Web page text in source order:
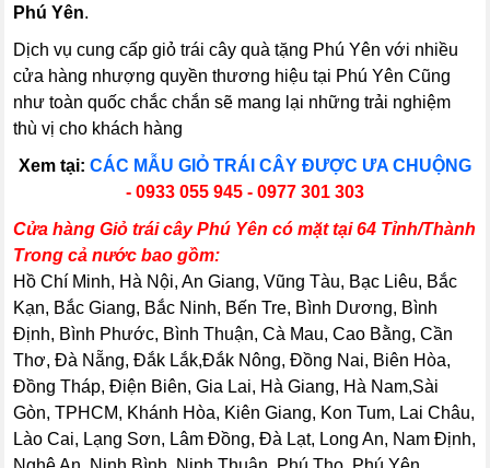
Phú Yên.
Dịch vụ cung cấp giỏ trái cây quà tặng Phú Yên với nhiều
cửa hàng nhượng quyền thương hiệu tại Phú Yên Cũng
như toàn quốc chắc chắn sẽ mang lại những trải nghiệm
thù vị cho khách hàng
Xem tại: CÁC MẪU GIỎ TRÁI CÂY ĐƯỢC ƯA CHUỘNG
- 0933 055 945 - 0977 301 303
Cửa hàng Giỏ trái cây Phú Yên có mặt tại 64 Tỉnh/Thành
Trong cả nước bao gồm:
Hồ Chí Minh, Hà Nội, An Giang, Vũng Tàu, Bạc Liêu, Bắc
Kạn, Bắc Giang, Bắc Ninh, Bến Tre, Bình Dương, Bình
Định, Bình Phước, Bình Thuận, Cà Mau, Cao Bằng, Cần
Thơ, Đà Nẵng, Đắk Lắk,Đắk Nông, Đồng Nai, Biên Hòa,
Đồng Tháp, Điện Biên, Gia Lai, Hà Giang, Hà Nam,Sài
Gòn, TPHCM, Khánh Hòa, Kiên Giang, Kon Tum, Lai Châu,
Lào Cai, Lạng Sơn, Lâm Đồng, Đà Lạt, Long An, Nam Định,